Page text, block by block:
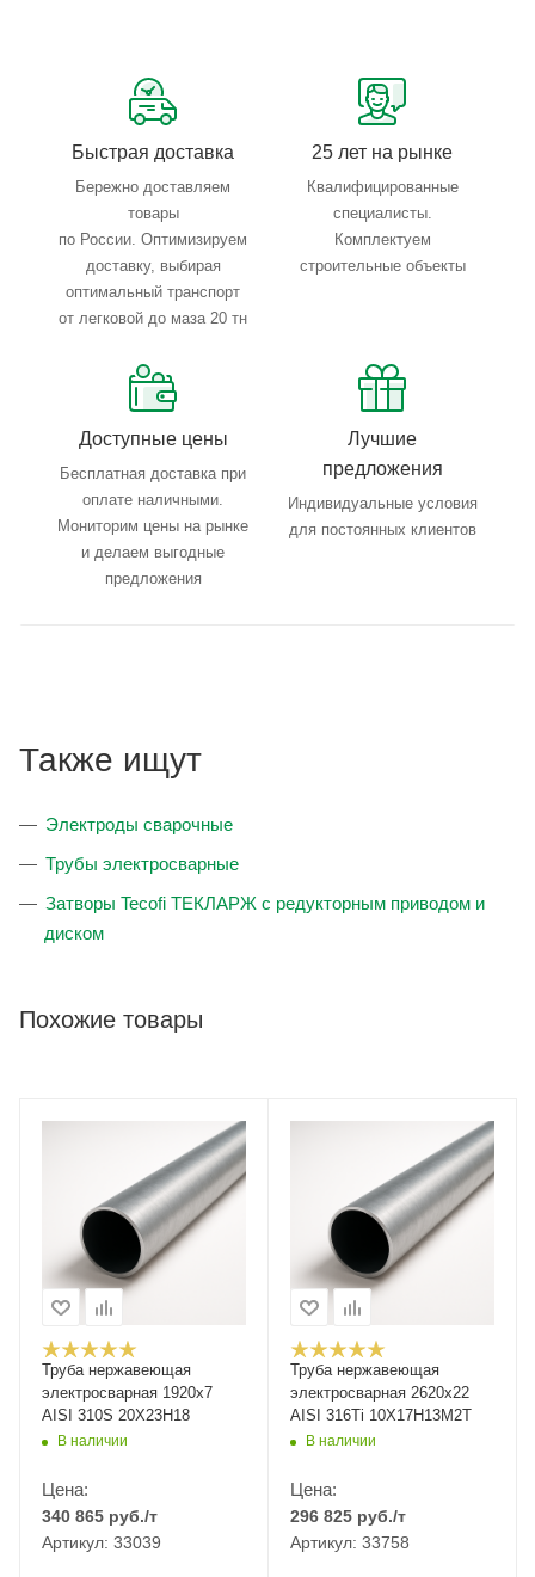
Тройной весовой контроль: въезд, погрузка, выезд
Быстрая доставка
Бережно доставляем
товары
по России. Оптимизируем
доставку, выбирая
оптимальный транспорт
от легковой до маза 20 тн
25 лет на рынке
Квалифицированные
специалисты.
Комплектуем
строительные объекты
Доступные цены
Бесплатная доставка при
оплате наличными.
Мониторим цены на рынке
и делаем выгодные
предложения
Лучшие
предложения
Индивидуальные условия
для постоянных клиентов
Также ищут
Электроды сварочные
Трубы электросварные
Затворы Tecofi ТЕКЛАРЖ с редукторным приводом и
диском
Похожие товары
Труба нержавеющая
электросварная 1920х7
AISI 310S 20Х23Н18
В наличии
Цена:
340 865 руб./т
Артикул: 33039
Труба нержавеющая
электросварная 2620х22
AISI 316Ti 10Х17Н13М2Т
В наличии
Цена:
296 825 руб./т
Артикул: 33758